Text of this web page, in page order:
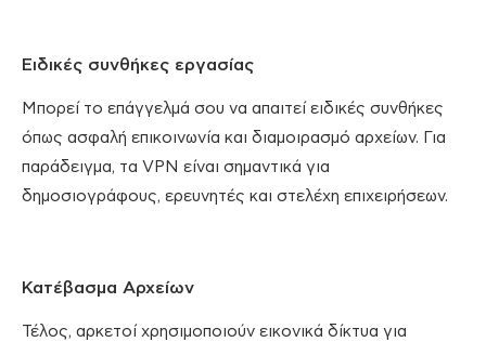
Ειδικές συνθήκες εργασίας
Μπορεί το επάγγελμά σου να απαιτεί ειδικές συνθήκες
όπως ασφαλή επικοινωνία και διαμοιρασμό αρχείων. Για
παράδειγμα, τα VPN είναι σημαντικά για
δημοσιογράφους, ερευνητές και στελέχη επιχειρήσεων.
Κατέβασμα Αρχείων
Τέλος, αρκετοί χρησιμοποιούν εικονικά δίκτυα για